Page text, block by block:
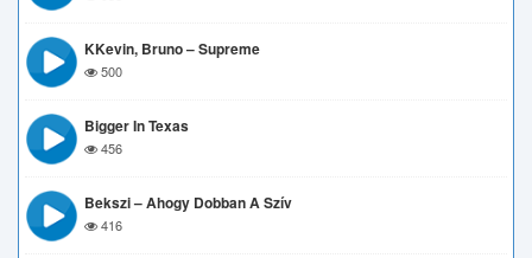
KKevin, Bruno – Supreme
500
Bigger In Texas
456
Bekszi – Ahogy Dobban A Szív
416